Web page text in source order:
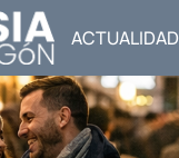
ACTUALIDAD